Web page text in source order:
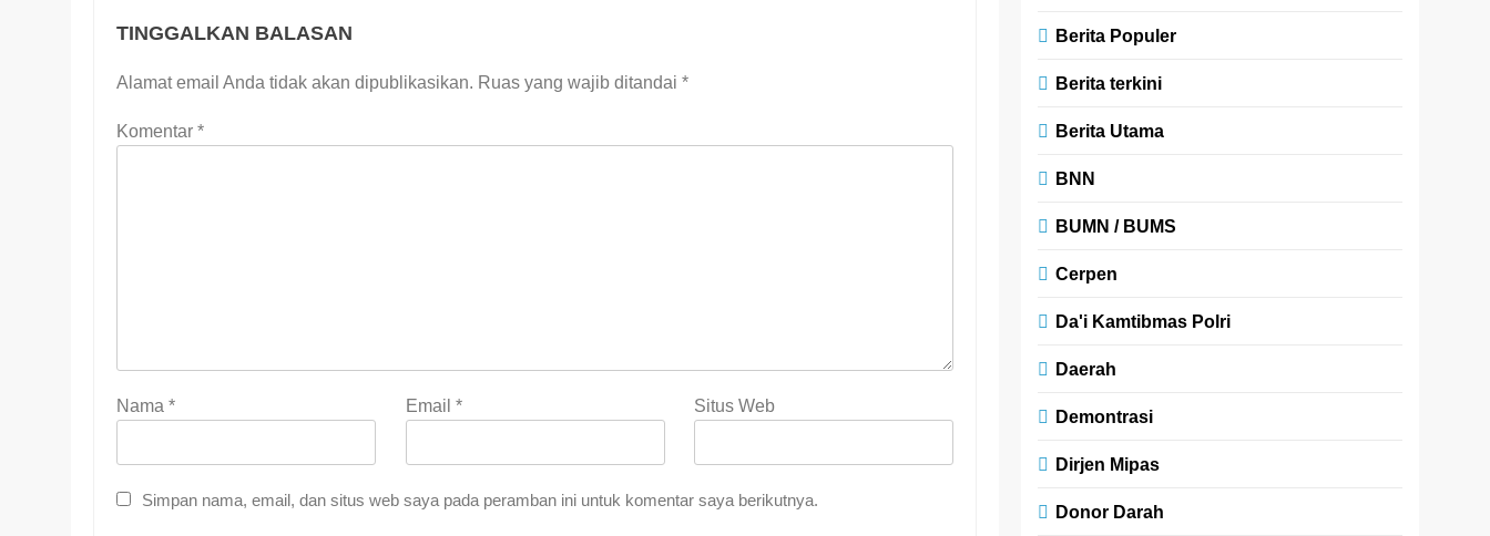
TINGGALKAN BALASAN
Alamat email Anda tidak akan dipublikasikan. Ruas yang wajib ditandai *
Komentar *
Nama * Email * Situs Web
Simpan nama, email, dan situs web saya pada peramban ini untuk komentar saya berikutnya.
Berita Populer
Berita terkini
Berita Utama
BNN
BUMN / BUMS
Cerpen
Da'i Kamtibmas Polri
Daerah
Demontrasi
Dirjen Mipas
Donor Darah